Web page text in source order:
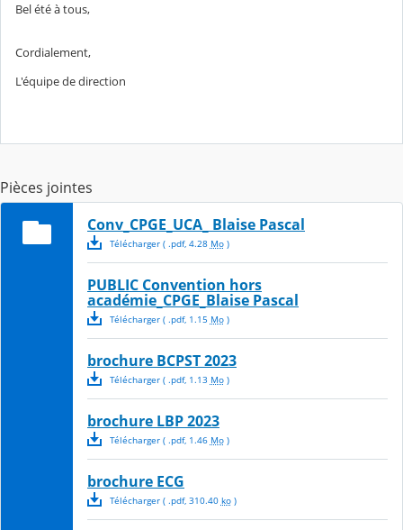
Bel été à tous,
Cordialement,
L'équipe de direction
Pièces jointes
Conv_CPGE_UCA_ Blaise Pascal
Télécharger( .pdf, 4.28 Mo)
PUBLIC Convention hors
académie_CPGE_Blaise Pascal
Télécharger( .pdf, 1.15 Mo)
brochure BCPST 2023
Télécharger( .pdf, 1.13 Mo)
brochure LBP 2023
Télécharger( .pdf, 1.46 Mo)
brochure ECG
Télécharger( .pdf, 310.40 ko)